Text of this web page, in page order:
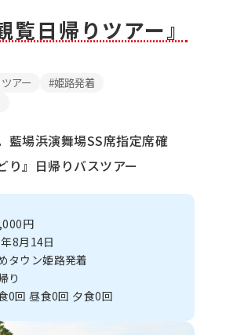
覧日帰りツアー』
アー
姫路発着
藍場浜演舞場SS席指定席確
り』日帰りバスツアー
円
8月14日
タウン姫路発着
り
0回 昼食0回 夕食0回